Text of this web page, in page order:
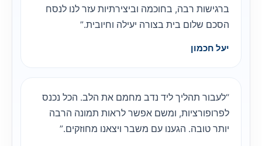
ברגישות רבה, בחוכמה וביצירתיות עזר לנו לנסח
הסכם שלום בית בצורה יעילה וחיובית.”
יעל חכמון
“לעבור תהליך ליד נדב מחמם את הלב. הכל נכנס
לפרופורציות, ומשם אפשר לראות תמונה הרבה
יותר טובה. הגענו עם משבר ויצאנו מחוזקים.”